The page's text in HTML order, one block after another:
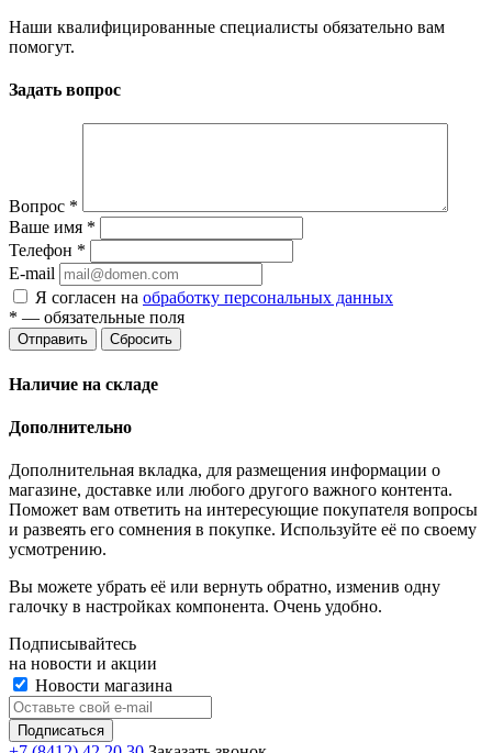
Наши квалифицированные специалисты обязательно вам
помогут.
Задать вопрос
Вопрос *
Ваше имя *
Телефон *
E-mail
Я согласен на обработку персональных данных
* — обязательные поля
Отправить Сбросить
Наличие на складе
Дополнительно
Дополнительная вкладка, для размещения информации о
магазине, доставке или любого другого важного контента.
Поможет вам ответить на интересующие покупателя вопросы
и развеять его сомнения в покупке. Используйте её по своему
усмотрению.
Вы можете убрать её или вернуть обратно, изменив одну
галочку в настройках компонента. Очень удобно.
Подписывайтесь
на новости и акции
Новости магазина